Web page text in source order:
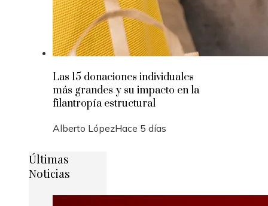
Las 15 donaciones individuales
más grandes y su impacto en la
filantropía estructural
Alberto LópezHace 5 días
Últimas
Noticias